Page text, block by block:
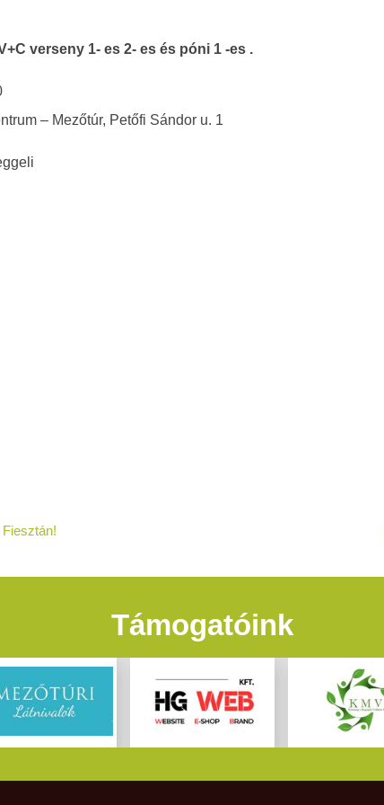
verseny 1- es 2- es és póni 1 -es .
– Mezőtúr, Petőfi Sándor u. 1
Támogatóink